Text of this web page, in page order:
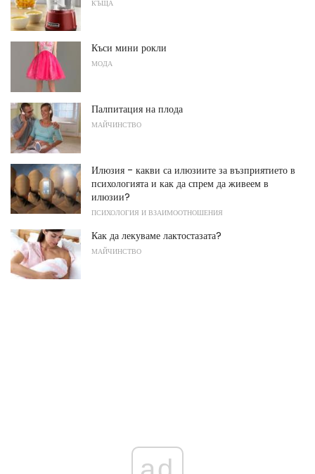
КЪЩА
Къси мини рокли
МОДА
Палпитация на плода
МАЙЧИНСТВО
Илюзия - какви са илюзиите за възприятието в
психологията и как да спрем да живеем в
илюзии?
ПСИХОЛОГИЯ И ВЗАИМООТНОШЕНИЯ
Как да лекуваме лактостазата?
МАЙЧИНСТВО